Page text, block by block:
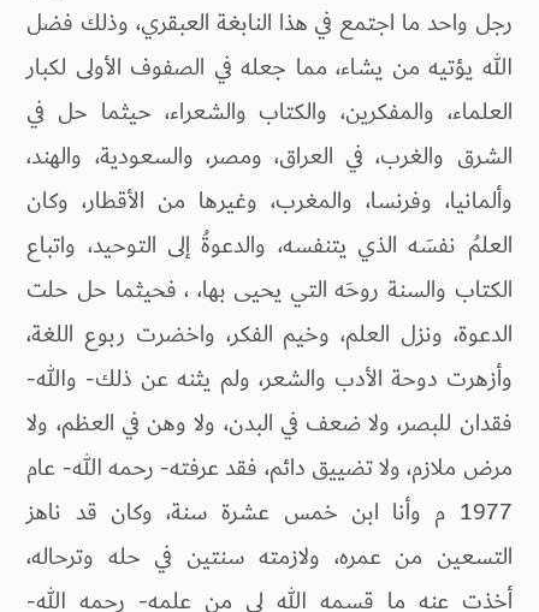
رجل واحد ما اجتمع في هذا النابغة العبقري، وذلك فضل
الله يؤتيه من يشاء، مما جعله في الصفوف الأولى لكبار
العلماء، والمفكرين، والكتاب والشعراء، حيثما حل في
الشرق والغرب، في العراق، ومصر، والسعودية، والهند،
وألمانيا، وفرنسا، والمغرب، وغيرها من الأقطار، وكان
العلمُ نفسَه الذي يتنفسه، والدعوةُ إلى التوحيد، واتباع
الكتاب والسنة روحَه التي يحيى بها، ، فحيثما حل حلت
الدعوة، ونزل العلم، وخيم الفكر، واخضرت ربوع اللغة،
وأزهرت دوحة الأدب والشعر، ولم يثنه عن ذلك- والله-
فقدان للبصر، ولا ضعف في البدن، ولا وهن في العظم، ولا
مرض ملازم، ولا تضييق دائم، فقد عرفته- رحمه الله- عام
1977 م وأنا ابن خمس عشرة سنة، وكان قد ناهز
التسعين من عمره، ولازمته سنتين في حله وترحاله،
أخذت عنه ما قسمه الله لي من علمه- رحمه الله-